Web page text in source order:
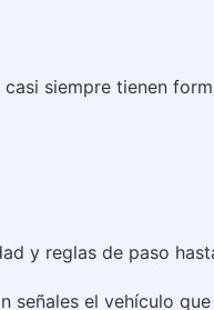
siempre tienen
y reglas de paso
señales el vehículo